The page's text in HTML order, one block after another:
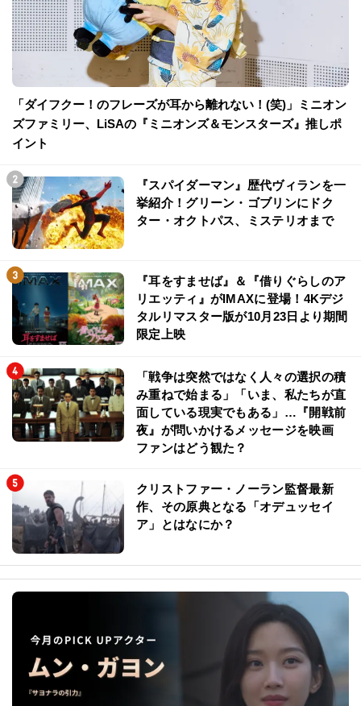
「ダイフクー！のフレーズが耳から離れない！(笑)」ミニオン
ズファミリー、LiSAの『ミニオンズ＆モンスターズ』推しポ
イント
『スパイダーマン』歴代ヴィランを一
挙紹介！グリーン・ゴブリンにドク
ター・オクトパス、ミステリオまで
『耳をすませば』＆『借りぐらしのア
リエッティ』がIMAXに登場！4Kデジ
タルリマスター版が10月23日より期間
限定上映
「戦争は突然ではなく人々の選択の積
み重ねで始まる」「いま、私たちが直
面している現実でもある」…『開戦前
夜』が問いかけるメッセージを映画
ファンはどう観た？
クリストファー・ノーラン監督最新
作、その原典となる「オデュッセイ
ア」とはなにか？